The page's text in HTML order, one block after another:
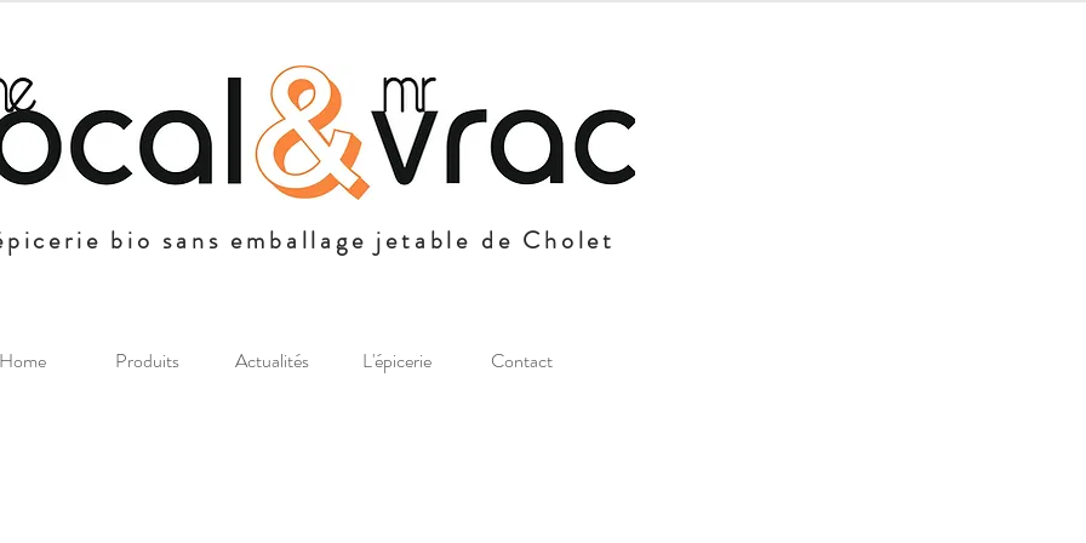
bio sans emballage jetable de Cholet
Produits Actualités L'épicerie Contact